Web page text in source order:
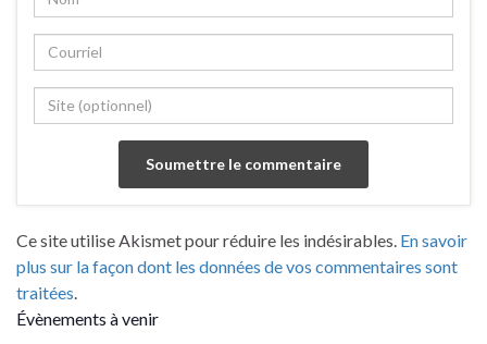
Ce site utilise Akismet pour réduire les indésirables. En savoir
plus sur la façon dont les données de vos commentaires sont
traitées.
Évènements à venir